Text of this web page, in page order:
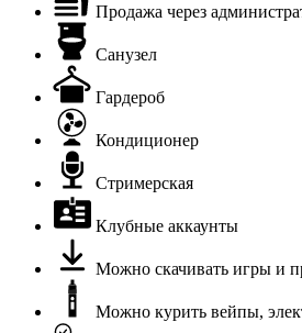
Продажа через
Санузел
Гардероб
Кондиционер
Стримерская
Клубные аккаунты
Можно скачивать игры и
Можно курить вейпы,